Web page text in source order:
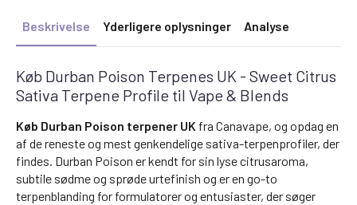
Beskrivelse Yderligere oplysninger Analyse
Køb Durban Poison Terpenes UK - Sweet Citrus
Sativa Terpene Profile til Vape & Blends
Køb Durban Poison terpener UK fra Canavape, og opdag en
af de reneste og mest genkendelige sativa-terpenprofiler, der
findes. Durban Poison er kendt for sin lyse citrusaroma,
subtile sødme og sprøde urtefinish og er en go-to
terpenblanding for formulatorer og entusiaster, der søger